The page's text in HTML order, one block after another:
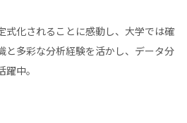
式化されることに感動し、大学では確
と多彩な分析経験を活かし、データ分
中。